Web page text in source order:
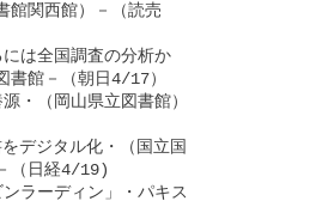
館関西館）－（読売
は全国調査の分析か
館－（朝日4/17）
・（岡山県立図書館）
デジタル化・（国立国
（日経4/19)
ラーディン」・パキス